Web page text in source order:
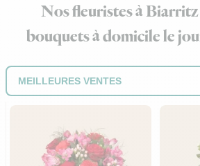
Nos fleuristes à
bouquets à domicile le